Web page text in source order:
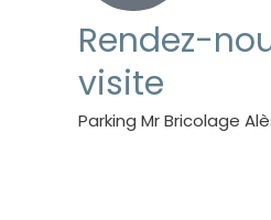
Rendez-
visite
Parking Mr Bricolage